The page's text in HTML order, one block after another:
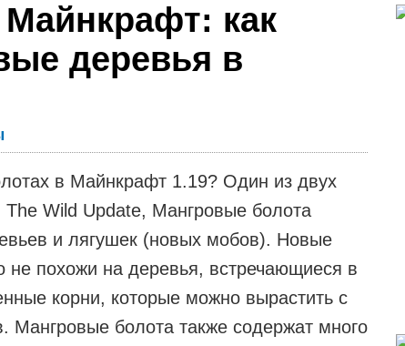
как
деревья в
в Майнкрафт 1.19? Один из двух
Wild Update, Мангровые болота
и лягушек (новых мобов). Новые
похожи на деревья, встречающиеся в
корни, которые можно вырастить с
болота также содержат много